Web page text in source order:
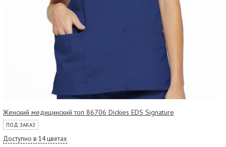
Женский медицинский топ 86706 Dickies EDS Signature
ПОД ЗАКАЗ
Доступно в 14 цветах